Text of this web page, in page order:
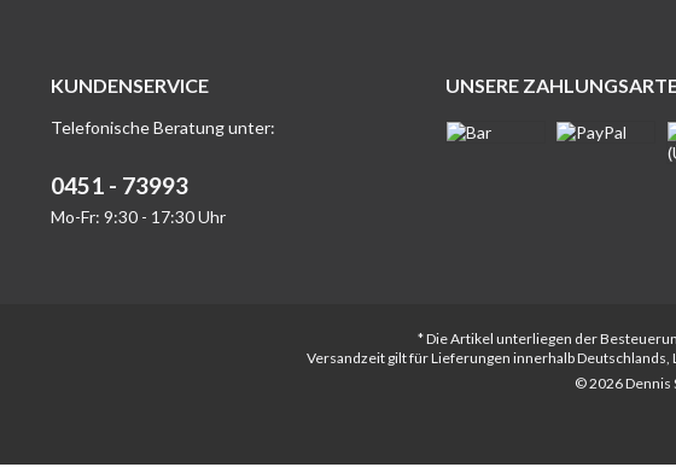
KUNDENSERVICE
Telefonische Beratung unter:
0451 - 73993
Mo-Fr: 9:30 - 17:30 Uhr
UNSERE
* Die Artikel unterliegen der
Versandzeit gilt für Lieferungen innerhalb
© 2026 Dennis